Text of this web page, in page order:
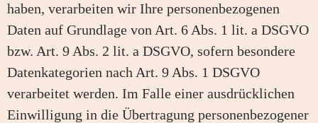
haben, verarbeiten wir Ihre personenbezogenen
Daten auf Grundlage von Art. 6 Abs. 1 lit. a DSGVO
bzw. Art. 9 Abs. 2 lit. a DSGVO, sofern besondere
Datenkategorien nach Art. 9 Abs. 1 DSGVO
verarbeitet werden. Im Falle einer ausdrücklichen
Einwilligung in die Übertragung personenbezogener